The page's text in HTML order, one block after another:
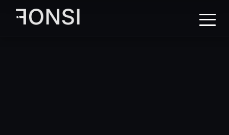
contenido